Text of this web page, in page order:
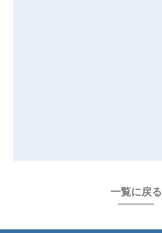
一覧に戻る